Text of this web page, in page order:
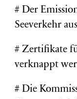
# Der
Seeverkehr
# Zertifikate
verknappt
# Die